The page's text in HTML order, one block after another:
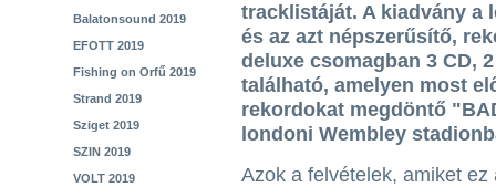
Balatonsound 2019
EFOTT 2019
Fishing on Orfű 2019
Strand 2019
Sziget 2019
SZIN 2019
VOLT 2019
tracklistáját. A kiadvány a
és az azt népszerűsítő,
deluxe csomagban 3 CD,
található, amelyen most
rekordokat megdöntő
londoni Wembley
Azok a felvételek, amiket ez